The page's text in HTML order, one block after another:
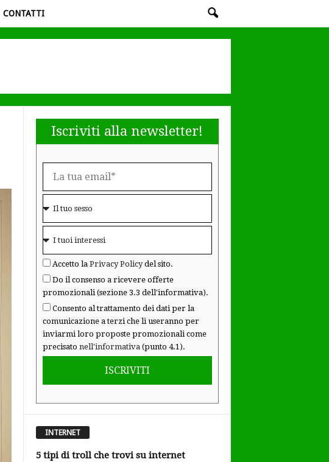
CONTATTI
Iscriviti alla newsletter!
Accetto la Privacy Policydel sito.
Do il consenso a ricevere offerte
promozionali (sezione 3.3 dell'informativa).
Consento al trattamento dei dati per la
comunicazione a terzi che li useranno per
inviarmi loro proposte promozionali come
precisato nell'informativa(punto 4.1).
ISCRIVITI
INTERNET
5 tipi di troll che trovi su internet